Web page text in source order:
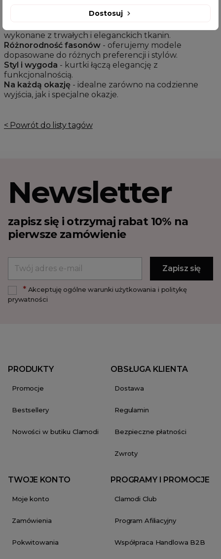
wykonane z trwałych i eleganckich tkanin.
Różnorodność fasonów - oferujemy modele
dopasowane do różnych preferencji i stylów.
Styl i wygoda - kurtki łączą elegancję z
funkcjonalnością.
Na każdą okazję - idealne zarówno na codzienne
wyjścia, jak i specjalne okazje.
< Powrót do listy tagów
Newsletter
zapisz się i otrzymaj rabat 10% na
pierwsze zamówienie
*Akceptuję ogólne warunki użytkowania i politykę
prywatności
PRODUKTY
Promocje
Bestsellery
Nowości w butiku Clamodi
OBSŁUGA KLIENTA
Dostawa
Regulamin
Bezpieczne płatności
Zwroty
TWOJE KONTO
Moje konto
Zamówienia
Pokwitowania
PROGRAMY I PROMOCJE
Clamodi Club
Program Afiliacyjny
Współpraca Handlowa B2B
Dostosuj